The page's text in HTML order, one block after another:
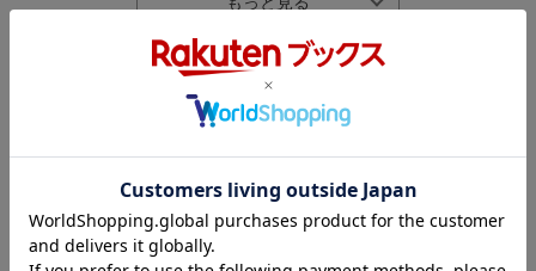
わかりやすい工程で、子どもから大人まで誰もが楽しめるレシピ
PART1：基本生地でチャレンジ！ パンどろぼうの食パン
PART2：好きな生地で作る！ 絵本の中のおやつパン
PART3：ココア生地を組み合わせて！ かわいい動物パン
PART4：ハード系生地を味わう！ 食事パン
PART1：基本生地でチャレンジ！ パンどろぼうの食パン
PART2：好きな生地で作る！ 絵本の中のおやつパン
内容紹介（情報提供：絵本ナビ）
パン屋さんでいろんなパンが並んでいると 嬉しくて食べたく
て買ってしまうんです